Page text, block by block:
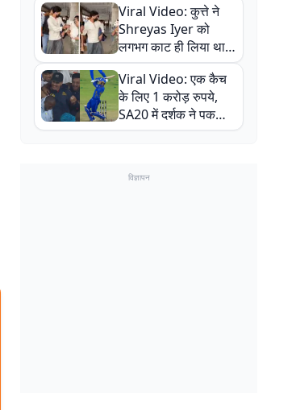
Video वायरल
Viral Video: कुत्ते ने
Shreyas Iyer को
लगभग काट ही लिया था,
न्यूजीलैंड सीरीज से पहले
बाल-बाल बचे
Viral Video: एक कैच
के लिए 1 करोड़ रुपये,
SA20 में दर्शक ने पकड़ा
एक हाथ से गजब का कैच
विज्ञापन